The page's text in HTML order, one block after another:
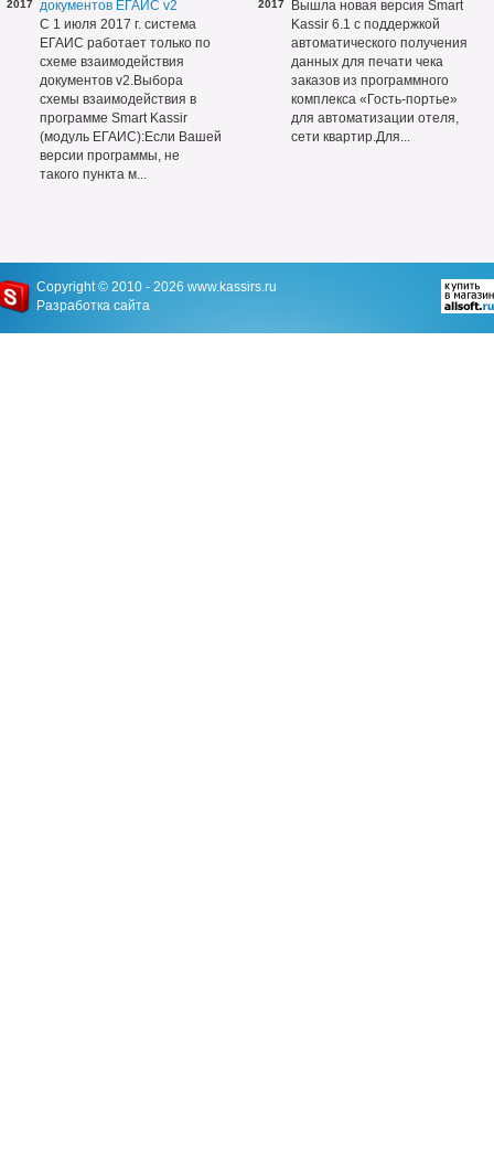
2017 документов ЕГАИС v2
С 1 июля 2017 г. система
ЕГАИС работает только по
схеме взаимодействия
документов v2.Выбора
схемы взаимодействия в
программе Smart Kassir
(модуль ЕГАИС):Если Вашей
версии программы, не
такого пункта м...
2017
Вышла новая версия Smart
Kassir 6.1 с поддержкой
автоматического получения
данных для печати чека
заказов из программного
комплекса «Гость-портье»
для автоматизации отеля,
сети квартир.Для...
Copyright © 2010 - 2026 www.kassirs.ru
Разработка сайта